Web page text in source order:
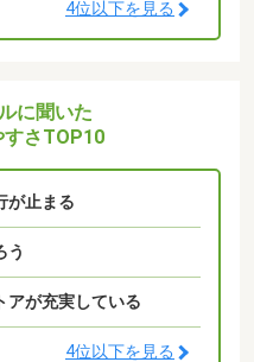
4位以下を見る
に聞いた
さTOP10
が止まる
う
アが充実している
4位以下を見る